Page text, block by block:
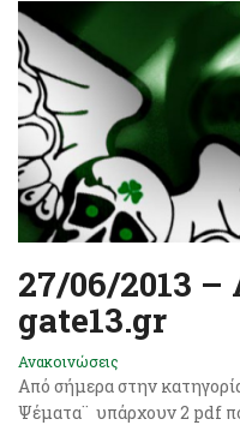
27/06/2013 –
gate13.gr
Ανακοινώσεις
Από σήμερα στην
Ψέματα¨ υπάρχουν 2 pdf